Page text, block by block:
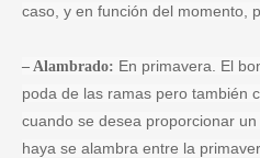
caso, y en función del momento,
– Alambrado: En primavera. El
poda de las ramas pero también
cuando se desea proporcionar
haya se alambra entre la